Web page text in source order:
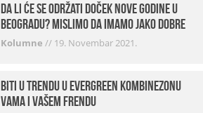
Da li će se održati doček Nove godine u
Beogradu? Mislimo da imamo jako DOBRE
VESTI!
Kolumne // 19. Novembar 2021.
Biti u trendu u Evergreen kombinezonu
vama i vašem frendu